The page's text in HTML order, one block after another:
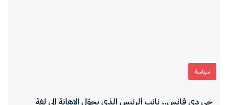
سياسة
جي دي فانس.. نائب الرئيس الذي يحوّل الإهانة إلى لغة